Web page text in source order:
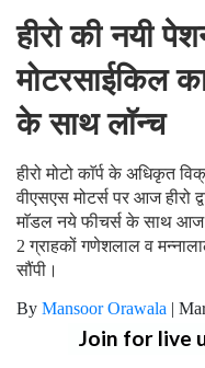
हीरो की नयी
मोटरसाईकिल
के साथ लाॅन्च
हीरो मोटो काॅर्प के अधिकृत
वीएसएस मोटर्स पर आज हीरो
माॅडल नये फीचर्स के साथ आज
2 ग्राहकों गणेशलाल व
सौंपी।
By Mansoor Orawala |
Join for live